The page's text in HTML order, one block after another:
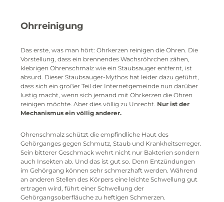
Ohrreinigung
Das erste, was man hört: Ohrkerzen reinigen die Ohren. Die
Vorstellung, dass ein brennendes Wachsröhrchen zähen,
klebrigen Ohrenschmalz wie ein Staubsauger entfernt, ist
absurd. Dieser Staubsauger-Mythos hat leider dazu geführt,
dass sich ein großer Teil der Internetgemeinde nun darüber
lustig macht, wenn sich jemand mit Ohrkerzen die Ohren
reinigen möchte. Aber dies völlig zu Unrecht. Nur ist der
Mechanismus ein völlig anderer.
Ohrenschmalz schützt die empfindliche Haut des
Gehörganges gegen Schmutz, Staub und Krankheitserreger.
Sein bitterer Geschmack wehrt nicht nur Bakterien sondern
auch Insekten ab. Und das ist gut so. Denn Entzündungen
im Gehörgang können sehr schmerzhaft werden. Während
an anderen Stellen des Körpers eine leichte Schwellung gut
ertragen wird, führt einer Schwellung der
Gehörgangsoberfläuche zu heftigen Schmerzen.